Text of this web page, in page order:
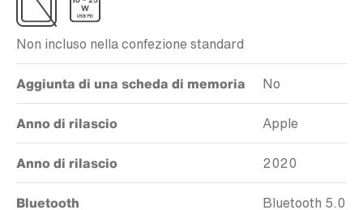
Non incluso nella confezione standard
Aggiunta di una scheda di memoria No
Anno di rilascio Apple
Anno di rilascio 2020
Bluetooth Bluetooth 5.0